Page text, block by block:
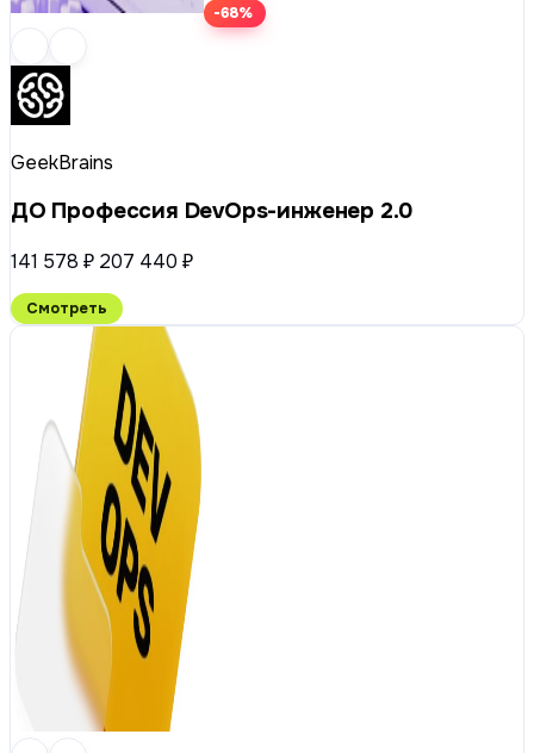
-68%
GeekBrains
ДО Профессия DevOps-инженер 2.0
141 578 ₽ 207 440 ₽
Смотреть